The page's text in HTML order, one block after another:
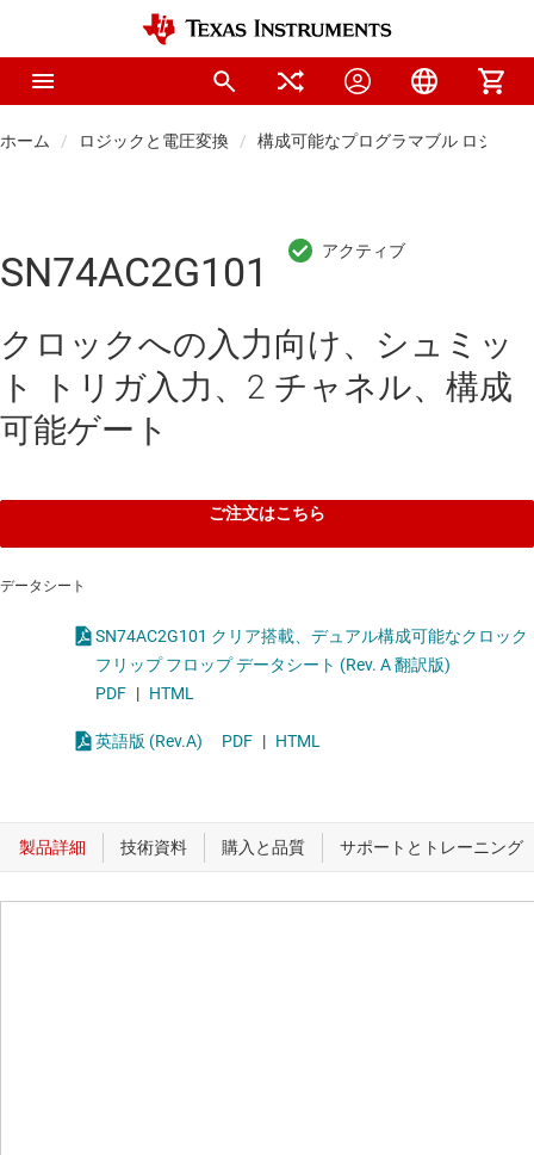
ホーム ロジックと電圧変換 構成可能なプログラマブル ロジック
SN74AC2G101
クロックへの入力向け、シュミッ
ト トリガ入力、2 チャネル、構成
可能ゲート
ご注文はこちら
データシート
SN74AC2G101 クリア搭載、デュアル構成可能なクロック
フリップ フロップ データシート (Rev. A 翻訳版)
PDF | HTML
英語版 (Rev.A) PDF | HTML